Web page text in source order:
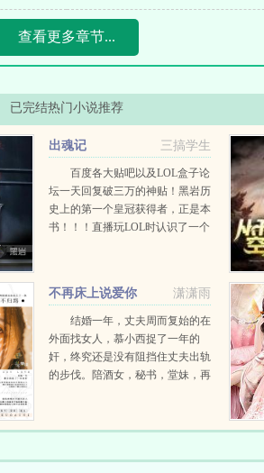
查看更多章节...
已完结热门小说推荐
三搞学生
出魂记
百度各大贴吧以及LOL盒子论
坛一天回复破三万的神贴！黑岩历
史上的第一个皇冠获得者，正是本
书！！！直播玩LOL时认识了一个
潇潇雨
不再床上说爱你
结婚一年，丈夫周而复始的在
外面找女人，慕小西捉了一年的
奸，终究还是没有阻挡住丈夫出轨
的步伐。陪酒女，秘书，堂妹，再
奶奶重病需要钱救命，高高在上...